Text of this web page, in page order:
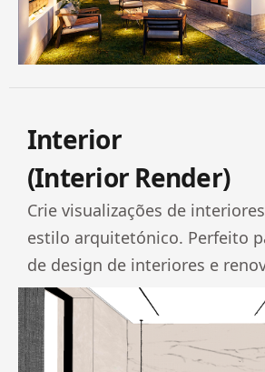
Interior
(Interior Render)
Crie visualizações de
estilo arquitetónico. Perfeito
de design de interiores e